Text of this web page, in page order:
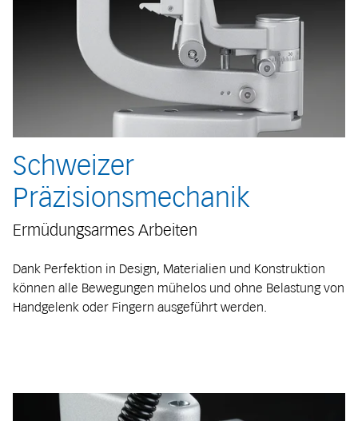
Schweizer
Präzisionsmechanik
Ermüdungsarmes Arbeiten
Dank Perfektion in Design, Materialien und Konstruktion
können alle Bewegungen mühelos und ohne Belastung von
Handgelenk oder Fingern ausgeführt werden.